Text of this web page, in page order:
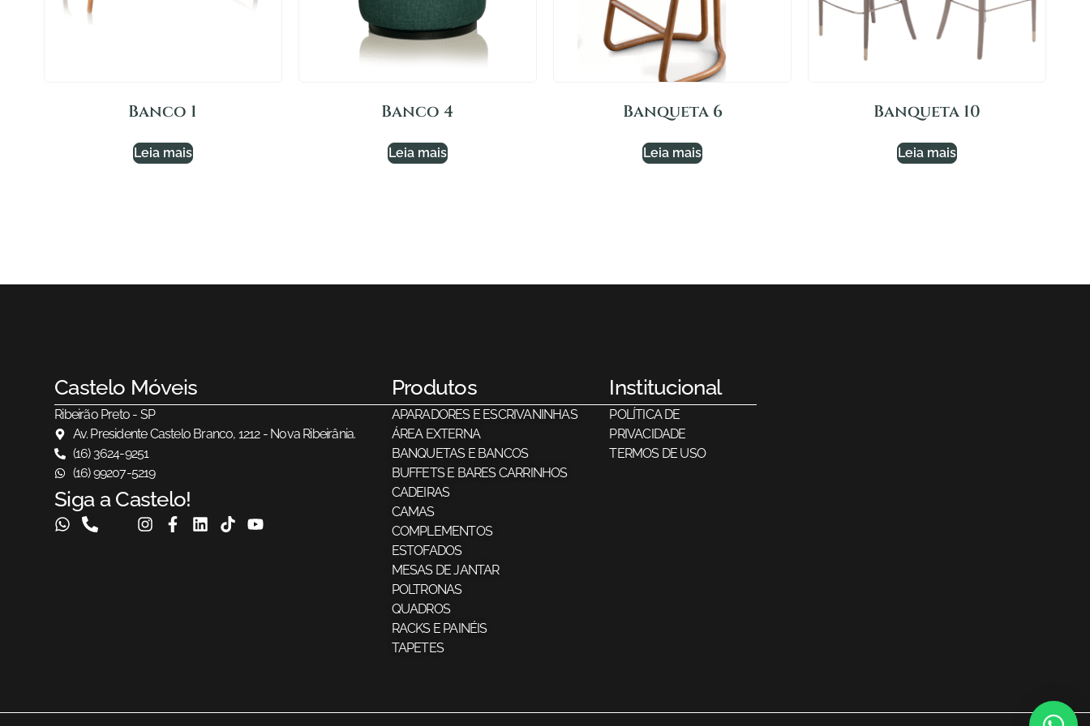
Banco 1
Leia mais
Banco 4
Leia mais
Banqueta 6
Leia mais
Banqueta 10
Leia mais
Castelo Móveis
Ribeirão Preto - SP
Av. Presidente Castelo Branco, 1212 - Nova Ribeirânia.
(16) 3624-9251
(16) 99207-5219
Siga a Castelo!
Produtos
APARADORES E ESCRIVANINHAS
ÁREA EXTERNA
BANQUETAS E BANCOS
BUFFETS E BARES CARRINHOS
CADEIRAS
CAMAS
COMPLEMENTOS
ESTOFADOS
MESAS DE JANTAR
POLTRONAS
QUADROS
RACKS E PAINÉIS
TAPETES
Institucional
POLÍTICA DE
PRIVACIDADE
TERMOS DE USO